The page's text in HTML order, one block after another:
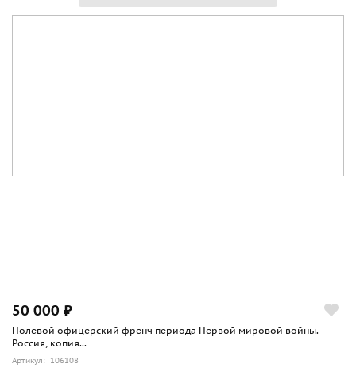
50 000 ₽
Полевой офицерский френч периода Первой мировой войны.
Россия, копия...
Артикул: 106108